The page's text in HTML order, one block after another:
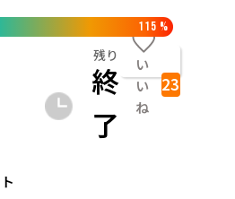
115 %
残り
終
了
い
い
ね
23